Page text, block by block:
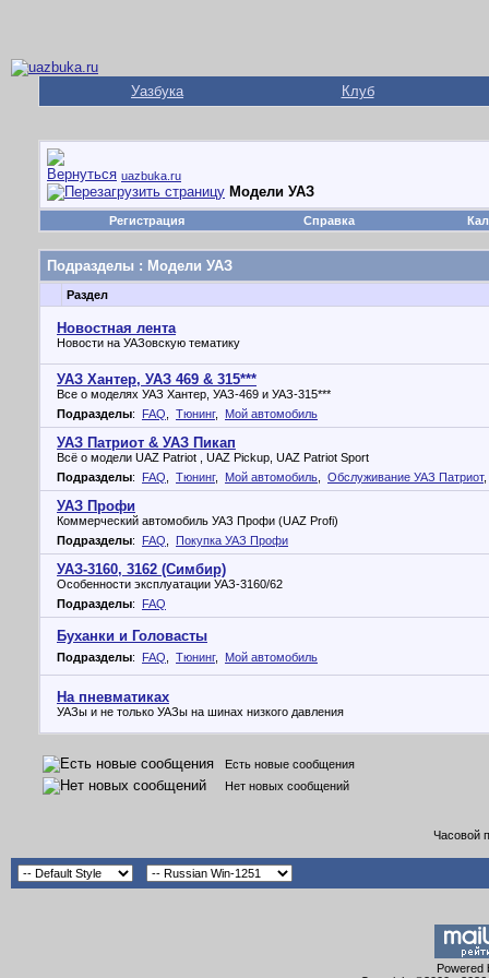
Уазбука Клуб
uazbuka.ru
Модели УАЗ
Регистрация Справка
Подразделы : Модели УАЗ
Раздел
Новостная лента
Новости на УАЗовскую тематику
УАЗ Хантер, УАЗ 469 & 315***
Все о моделях УАЗ Хантер, УАЗ-469 и УАЗ-315***
Подразделы: FAQ Тюнинг, Мой автомобиль
УАЗ Патриот & УАЗ Пикап
Всё о модели UAZ Patriot , UAZ Pickup, UAZ Patriot Sport
Подразделы: FAQ Тюнинг, Мой автомобиль Обслуживание УАЗ Патриот,
УАЗ Профи
Коммерческий автомобиль УАЗ Профи (UAZ Profi)
Подразделы: FAQ Покупка УАЗ Профи
УАЗ-3160, 3162 (Симбир)
Особенности эксплуатации УАЗ-3160/62
Подразделы: FAQ
Буханки и Головасты
Подразделы: FAQ Тюнинг, Мой автомобиль
На пневматиках
УАЗы и не только УАЗы на шинах низкого давления
Есть новые сообщения
Нет новых сообщений
Часовой
Powered